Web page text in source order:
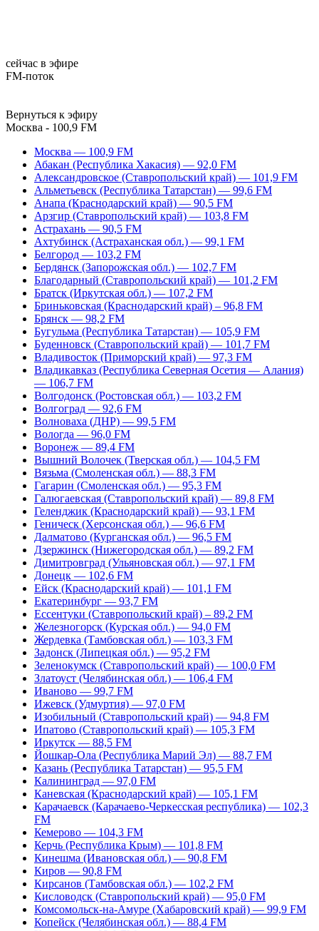
сейчас в эфире
FM-поток
Вернуться к эфиру
Москва - 100,9 FM
Москва — 100,9 FM
Абакан (Республика Хакасия) — 92,0 FM
Александровское (Ставропольский край) — 101,9 FM
Альметьевск (Республика Татарстан) — 99,6 FM
Анапа (Краснодарский край) — 90,5 FM
Арзгир (Ставропольский край) — 103,8 FM
Астрахань — 90,5 FM
Ахтубинск (Астраханская обл.) — 99,1 FM
Белгород — 103,2 FM
Бердянск (Запорожская обл.) — 102,7 FM
Благодарный (Ставропольский край) — 101,2 FM
Братск (Иркутская обл.) — 107,2 FM
Бриньковская (Краснодарский край) – 96,8 FM
Брянск — 98,2 FM
Бугульма (Республика Татарстан) — 105,9 FM
Буденновск (Ставропольский край) — 101,7 FM
Владивосток (Приморский край) — 97,3 FM
Владикавказ (Республика Северная Осетия — Алания)
— 106,7 FM
Волгодонск (Ростовская обл.) — 103,2 FM
Волгоград — 92,6 FM
Волноваха (ДНР) — 99,5 FM
Вологда — 96,0 FM
Воронеж — 89,4 FM
Вышний Волочек (Тверская обл.) — 104,5 FM
Вязьма (Смоленская обл.) — 88,3 FM
Гагарин (Смоленская обл.) — 95,3 FM
Галюгаевская (Ставропольский край) — 89,8 FM
Геленджик (Краснодарский край) — 93,1 FM
Геническ (Херсонская обл.) — 96,6 FM
Далматово (Курганская обл.) — 96,5 FM
Дзержинск (Нижегородская обл.) — 89,2 FM
Димитровград (Ульяновская обл.) — 97,1 FM
Донецк — 102,6 FM
Ейск (Краснодарский край) — 101,1 FM
Екатеринбург — 93,7 FM
Ессентуки (Ставропольский край) – 89,2 FM
Железногорск (Курская обл.) — 94,0 FM
Жердевка (Тамбовская обл.) — 103,3 FM
Задонск (Липецкая обл.) — 95,2 FM
Зеленокумск (Ставропольский край) — 100,0 FM
Златоуст (Челябинская обл.) — 106,4 FM
Иваново — 99,7 FM
Ижевск (Удмуртия) — 97,0 FM
Изобильный (Ставропольский край) — 94,8 FM
Ипатово (Ставропольский край) — 105,3 FM
Иркутск — 88,5 FM
Йошкар-Ола (Республика Марий Эл) — 88,7 FM
Казань (Республика Татарстан) — 95,5 FM
Калининград — 97,0 FM
Каневская (Краснодарский край) — 105,1 FM
Карачаевск (Карачаево-Черкесская республика) — 102,3
FM
Кемерово — 104,3 FM
Керчь (Республика Крым) — 101,8 FM
Кинешма (Ивановская обл.) — 90,8 FM
Киров — 90,8 FM
Кирсанов (Тамбовская обл.) — 102,2 FM
Кисловодск (Ставропольский край) — 95,0 FM
Комсомольск-на-Амуре (Хабаровский край) — 99,9 FM
Копейск (Челябинская обл.) — 88,4 FM